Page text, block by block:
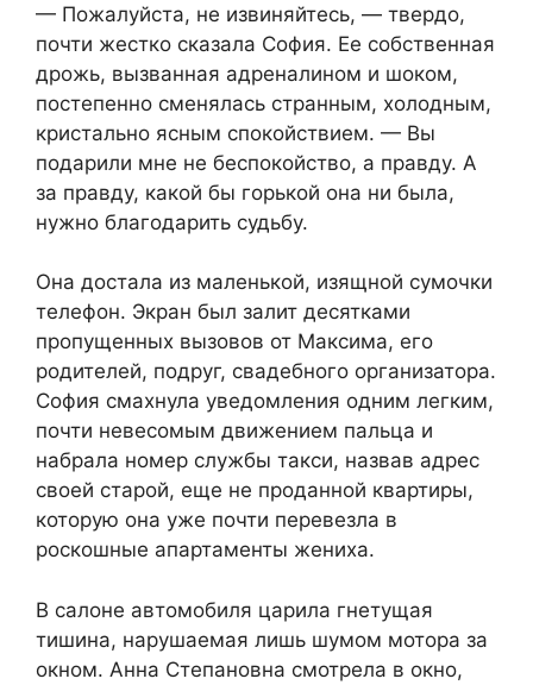
— Пожалуйста, не извиняйтесь, — твердо,
почти жестко сказала София. Ее собственная
дрожь, вызванная адреналином и шоком,
постепенно сменялась странным, холодным,
кристально ясным спокойствием. — Вы
подарили мне не беспокойство, а правду. А
за правду, какой бы горькой она ни была,
нужно благодарить судьбу.
Она достала из маленькой, изящной сумочки
телефон. Экран был залит десятками
пропущенных вызовов от Максима, его
родителей, подруг, свадебного организатора.
София смахнула уведомления одним легким,
почти невесомым движением пальца и
набрала номер службы такси, назвав адрес
своей старой, еще не проданной квартиры,
которую она уже почти перевезла в
роскошные апартаменты жениха.
В салоне автомобиля царила гнетущая
тишина, нарушаемая лишь шумом мотора за
окном. Анна Степановна смотрела в окно,